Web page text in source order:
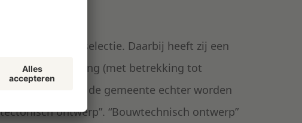
voor selectie. Daarbij heeft zij een
ontwerpervaring (met betrekking tot
moet volgens de gemeente echter worden
ontwerp”. “Bouwtechnisch ontwerp”